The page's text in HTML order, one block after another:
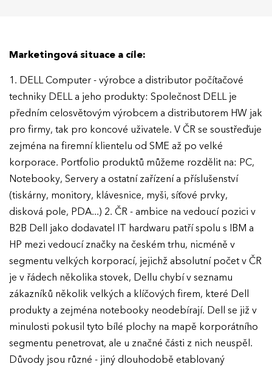
Marketingová situace a cíle:
1. DELL Computer - výrobce a distributor počítačové
techniky DELL a jeho produkty: Společnost DELL je
předním celosvětovým výrobcem a distributorem HW jak
pro firmy, tak pro koncové uživatele. V ČR se soustřeďuje
zejména na firemní klientelu od SME až po velké
korporace. Portfolio produktů můžeme rozdělit na: PC,
Notebooky, Servery a ostatní zařízení a příslušenství
(tiskárny, monitory, klávesnice, myši, síťové prvky,
disková pole, PDA...) 2. ČR - ambice na vedoucí pozici v
B2B Dell jako dodavatel IT hardwaru patří spolu s IBM a
HP mezi vedoucí značky na českém trhu, nicméně v
segmentu velkých korporací, jejichž absolutní počet v ČR
je v řádech několika stovek, Dellu chybí v seznamu
zákazníků několik velkých a klíčových firem, které Dell
produkty a zejména notebooky neodebírají. Dell se již v
minulosti pokusil tyto bílé plochy na mapě korporátního
segmentu penetrovat, ale u značné části z nich neuspěl.
Důvody jsou různé - jiný dlouhodobě etablovaný